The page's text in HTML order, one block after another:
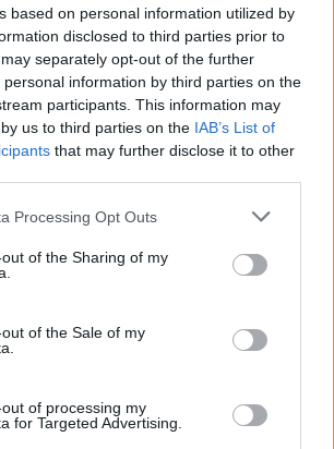
based on personal information utilized by
disclosed to third parties prior to
separately opt-out of the further
information by third parties on the
participants. This information may
us to third parties on the IAB’s List of
that may further disclose it to other
Processing Opt Outs
of the Sharing of my
of the Sale of my
of processing my
for Targeted Advertising.
τον Καλύμνιο Σκεύο Ζερβό: Έκθεση
αγωνιστή (φωτος κ videos)